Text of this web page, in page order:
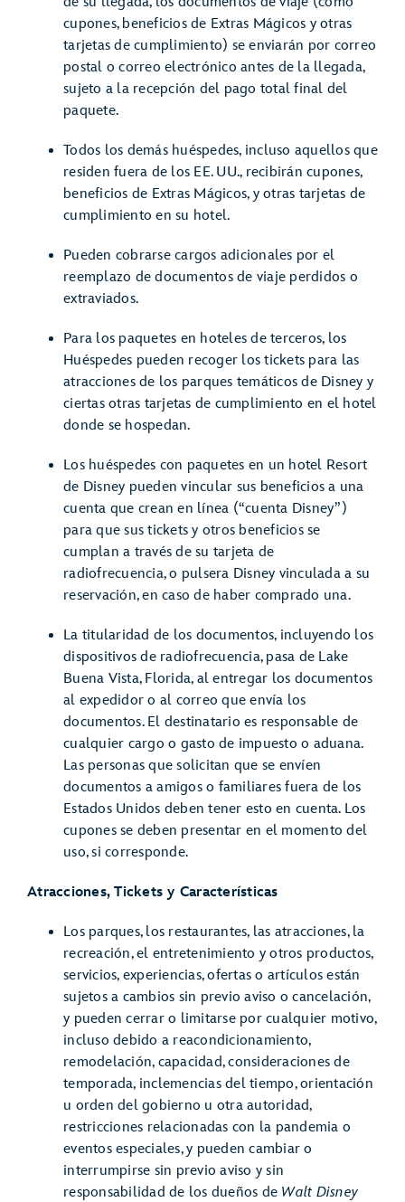
cupones, beneficios de Extras Mágicos y otras
tarjetas de cumplimiento) se enviarán por correo
postal o correo electrónico antes de la llegada,
sujeto a la recepción del pago total final del
paquete.
Todos los demás huéspedes, incluso aquellos que
residen fuera de los EE. UU., recibirán cupones,
beneficios de Extras Mágicos, y otras tarjetas de
cumplimiento en su hotel.
Pueden cobrarse cargos adicionales por el
reemplazo de documentos de viaje perdidos o
extraviados.
Para los paquetes en hoteles de terceros, los
Huéspedes pueden recoger los tickets para las
atracciones de los parques temáticos de Disney y
ciertas otras tarjetas de cumplimiento en el hotel
donde se hospedan.
Los huéspedes con paquetes en un hotel Resort
de Disney pueden vincular sus beneficios a una
cuenta que crean en línea (“cuenta Disney”)
para que sus tickets y otros beneficios se
cumplan a través de su tarjeta de
radiofrecuencia, o pulsera Disney vinculada a su
reservación, en caso de haber comprado una.
La titularidad de los documentos, incluyendo los
dispositivos de radiofrecuencia, pasa de Lake
Buena Vista, Florida, al entregar los documentos
al expedidor o al correo que envía los
documentos. El destinatario es responsable de
cualquier cargo o gasto de impuesto o aduana.
Las personas que solicitan que se envíen
documentos a amigos o familiares fuera de los
Estados Unidos deben tener esto en cuenta. Los
cupones se deben presentar en el momento del
uso, si corresponde.
Atracciones, Tickets y Características
Los parques, los restaurantes, las atracciones, la
recreación, el entretenimiento y otros productos,
servicios, experiencias, ofertas o artículos están
sujetos a cambios sin previo aviso o cancelación,
y pueden cerrar o limitarse por cualquier motivo,
incluso debido a reacondicionamiento,
remodelación, capacidad, consideraciones de
temporada, inclemencias del tiempo, orientación
u orden del gobierno u otra autoridad,
restricciones relacionadas con la pandemia o
eventos especiales, y pueden cambiar o
interrumpirse sin previo aviso y sin
responsabilidad de los dueños de Walt Disney